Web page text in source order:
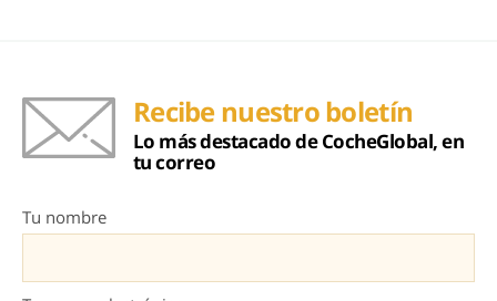
Recibe nuestro boletín
Lo más destacado de CocheGlobal, en
tu correo
Tu nombre